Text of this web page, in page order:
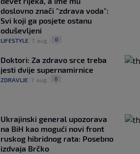
doslovno znači "zdrava voda":
Svi koji ga posjete ostanu
oduševljeni
LIFESTYLE 7. aug. 0
Doktori: Za zdravo srce treba
jesti dvije supernamirnice
ZDRAVLJE 7. aug. 0
Ukrajinski general upozorava
na BiH kao mogući novi front
ruskog hibridnog rata: Posebno
izdvaja Brčko